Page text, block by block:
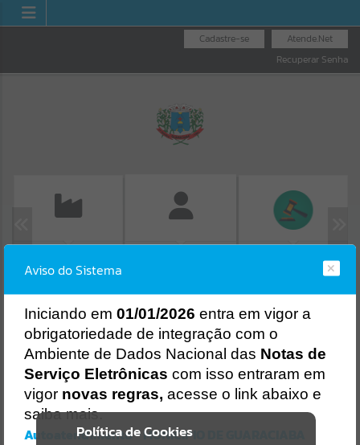
Atende.Net
Cadastre-se
Recuperar Senha
ISS/ALVARÁ
Resultados para""
PortaisPolítica de Cookies
Aviso do Sistema
Iniciando em 01/01/2026 entra em vigor a
obrigatoriedade de integração com o
Ambiente de Dados Nacional das Notas de
Serviço Eletrônicas com isso entraram em
vigor novas regras, acesse o link abaixo e
saiba mais.
Autoatendimento - MUNICIPIO DE GUARACIABA
Erro
Gerenciamento do Sistema
CÓDIGO DA MENSAGEM:
Ocorreu um erro de script:
Uncaught SyntaxError: Unexpected token '('
https://guaraciaba.atende.net/cidadao/pagina/static/bundle/wpo_in
dex_2_base_l2_portal_editores_sync_d9fb77cfd5741fafc9972edc7a6
41fea.js?v=83d4f602:47
Verificar Mais Detalhes